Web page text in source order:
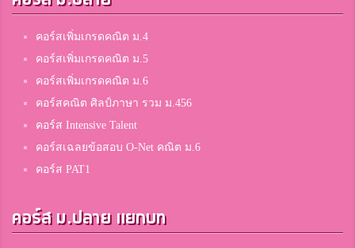
คอร์สเพิ่มเกรดคณิต ม.4
คอร์สเพิ่มเกรดคณิต ม.5
คอร์สเพิ่มเกรดคณิต ม.6
คอร์สคณิต ศิลป์ภาษา รวม ม.456
คอร์ส Intensive Talent
คอร์สเฉลยข้อสอบ O-Net คณิต ม.6
คอร์ส PAT1
คอร์ส ม.ปลาย แยกบท